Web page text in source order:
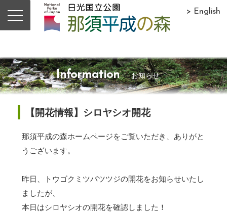
> English
Information お知らせ
【開花情報】シロヤシオ開花
那須平成の森ホームページをご覧いただき、ありがと
うございます。
昨日、トウゴクミツバツツジの開花をお知らせいたし
ましたが、
本日はシロヤシオの開花を確認しました！